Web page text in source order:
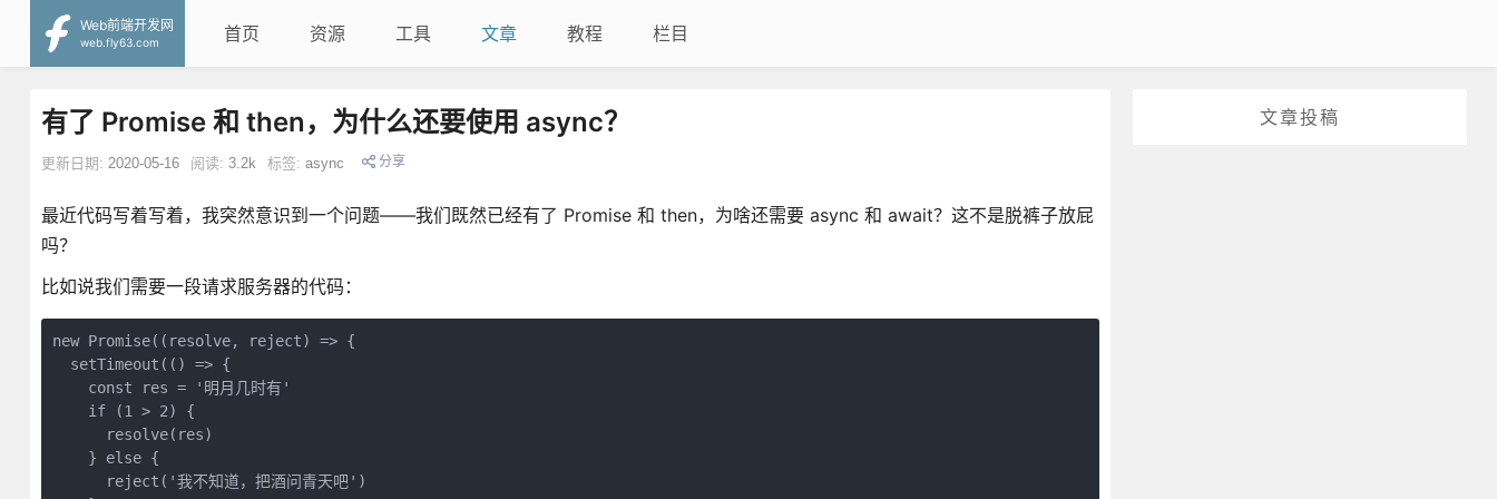
Web前端开发网
web.fly63.com
首页 资源 工具 文章 教程 栏目
文章投稿
有了 Promise 和 then，为什么还要使用 async？
更新日期: 2020-05-16 阅读: 3.2k 标签: async 分享
最近代码写着写着，我突然意识到一个问题——我们既然已经有了 Promise 和 then，为啥还需要 async 和 await？这不是脱裤子放屁
吗？
比如说我们需要一段请求服务器的代码：
new Promise((resolve, reject) => {
  setTimeout(() => {
    const res = '明月几时有'
    if (1 > 2) {
      resolve(res)
    } else {
      reject('我不知道，把酒问青天吧')